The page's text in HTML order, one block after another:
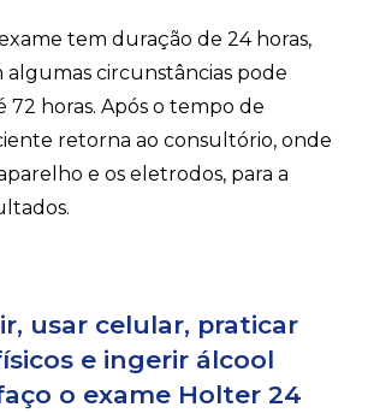
tem duração de 24 horas,
algumas circunstâncias pode
horas. Após o tempo de
retorna ao consultório, onde
e os eletrodos, para a
usar celular, praticar
e ingerir álcool
o exame Holter 24